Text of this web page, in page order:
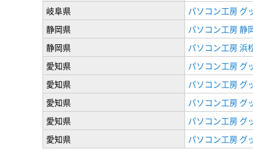
岐阜県
パソコン工房 グ
静岡県
パソコン工房 静
静岡県
パソコン工房 浜
愛知県
パソコン工房 グ
愛知県
パソコン工房 グ
愛知県
パソコン工房 グ
愛知県
パソコン工房 グ
愛知県
パソコン工房 グ